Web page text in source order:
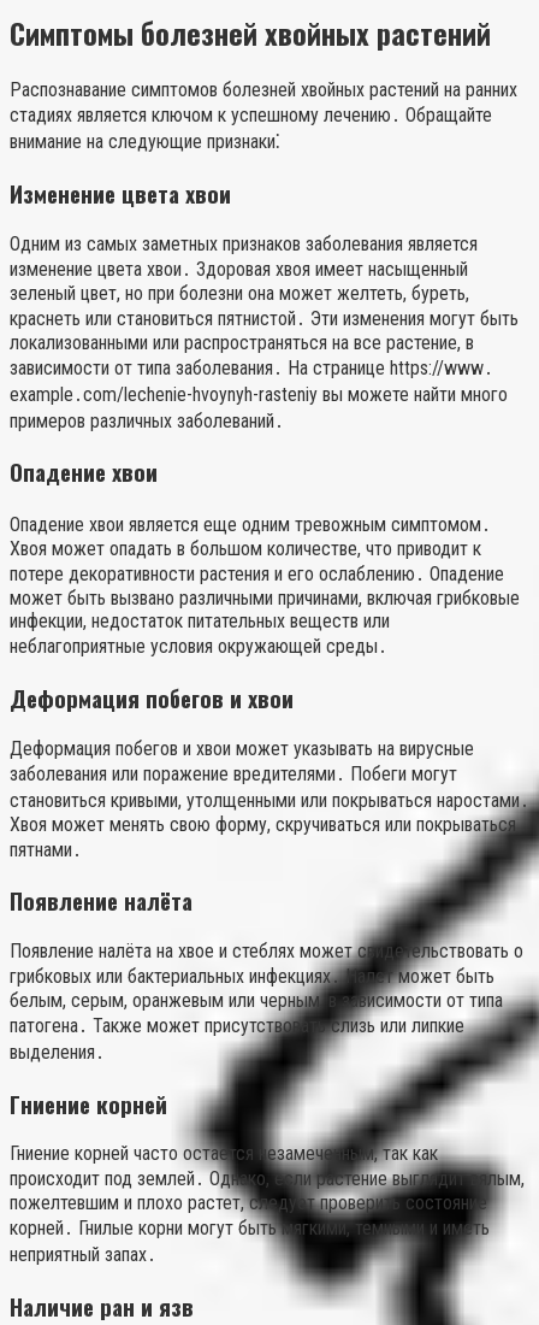
Симптомы болезней хвойных растений
Распознавание симптомов болезней хвойных растений на ранних
стадиях является ключом к успешному лечению․ Обращайте
внимание на следующие признаки⁚
Изменение цвета хвои
Одним из самых заметных признаков заболевания является
изменение цвета хвои․ Здоровая хвоя имеет насыщенный
зеленый цвет, но при болезни она может желтеть, буреть,
краснеть или становиться пятнистой․ Эти изменения могут быть
локализованными или распространяться на все растение, в
зависимости от типа заболевания․ На странице https://www․
example․com/lechenie-hvoynyh-rasteniy вы можете найти много
примеров различных заболеваний․
Опадение хвои
Опадение хвои является еще одним тревожным симптомом․
Хвоя может опадать в большом количестве, что приводит к
потере декоративности растения и его ослаблению․ Опадение
может быть вызвано различными причинами, включая грибковые
инфекции, недостаток питательных веществ или
неблагоприятные условия окружающей среды․
Деформация побегов и хвои
Деформация побегов и хвои может указывать на вирусные
заболевания или поражение вредителями․ Побеги могут
становиться кривыми, утолщенными или покрываться наростами․
Хвоя может менять свою форму, скручиваться или покрываться
пятнами․
Появление налёта
Появление налёта на хвое и стеблях может свидетельствовать о
грибковых или бактериальных инфекциях․ Налет может быть
белым, серым, оранжевым или черным, в зависимости от типа
патогена․ Также может присутствовать слизь или липкие
выделения․
Гниение корней
Гниение корней часто остается незамеченным, так как
происходит под землей․ Однако, если растение выглядит вялым,
пожелтевшим и плохо растет, следует проверить состояние
корней․ Гнилые корни могут быть мягкими, темными и иметь
неприятный запах․
Наличие ран и язв